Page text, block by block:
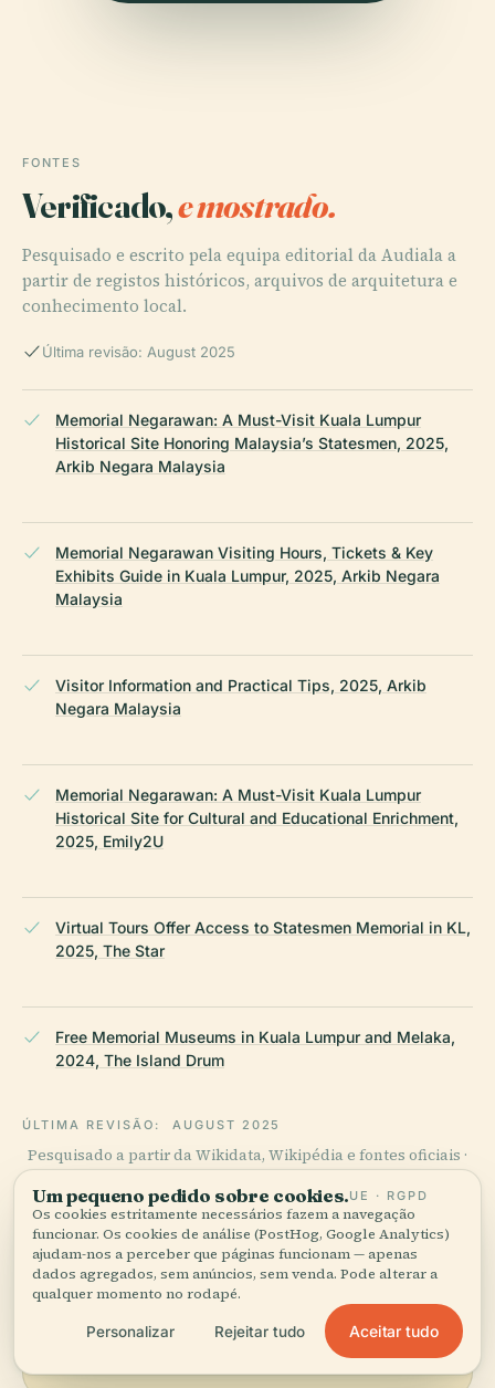
FONTES
Verificado,e mostrado.
Pesquisado e escrito pela equipa editorial da Audiala a
partir de registos históricos, arquivos de arquitetura e
conhecimento local.
Última revisão: August 2025
Memorial Negarawan: A Must-Visit Kuala Lumpur
Historical Site Honoring Malaysia’s Statesmen, 2025,
Arkib Negara Malaysia
Memorial Negarawan Visiting Hours, Tickets & Key
Exhibits Guide in Kuala Lumpur, 2025, Arkib Negara
Malaysia
Visitor Information and Practical Tips, 2025, Arkib
Negara Malaysia
Memorial Negarawan: A Must-Visit Kuala Lumpur
Historical Site for Cultural and Educational Enrichment,
2025, Emily2U
Virtual Tours Offer Access to Statesmen Memorial in KL,
2025, The Star
Free Memorial Museums in Kuala Lumpur and Melaka,
2024, The Island Drum
ÚLTIMA REVISÃO: AUGUST 2025
Pesquisado a partir da Wikidata, Wikipédia e fontes oficiais ·
Explore a zona
Veja Memorial Negarawan no
mapa e descubra o que há
Ver mapa
Um pequeno pedido sobre cookies.UE · RGPD
Os cookies estritamente necessários fazem a navegação
funcionar. Os cookies de análise (PostHog, Google Analytics)
ajudam-nos a perceber que páginas funcionam — apenas
dados agregados, sem anúncios, sem venda. Pode alterar a
qualquer momento no rodapé.
Personalizar Rejeitar tudo Aceitar tudo